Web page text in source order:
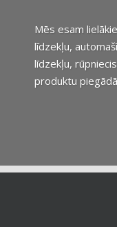
Mēs esam
līdzekļu,
līdzekļu,
produktu